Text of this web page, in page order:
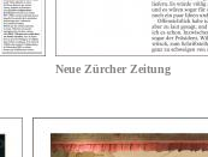
Neue Zürcher Zeitung